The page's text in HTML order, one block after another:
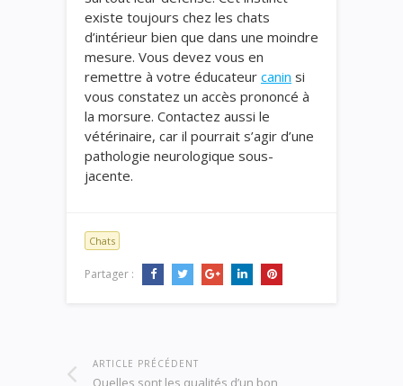
existe toujours chez les chats
d’intérieur bien que dans une moindre
mesure. Vous devez vous en
remettre à votre éducateur canin si
vous constatez un accès prononcé à
la morsure. Contactez aussi le
vétérinaire, car il pourrait s’agir d’une
pathologie neurologique sous-
jacente.
Chats
Partager :
ARTICLE PRÉCÉDENT
Quelles sont les qualités d’un bon